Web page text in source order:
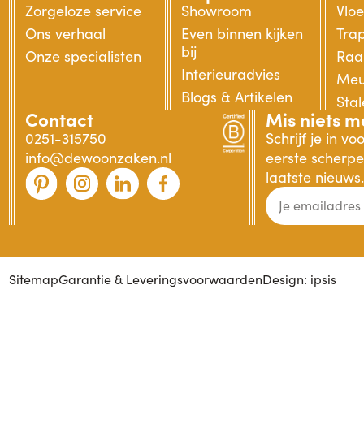
Zorgeloze service
Ons verhaal
Onze specialisten
Showroom
Even binnen kijken
bij
Interieuradvies
Blogs & Artikelen
Contact
0251-315750
info@dewoonzaken.nl
Mis niets
Schrijf je in
eerste
laatste nieuws.
SitemapGarantie & LeveringsvoorwaardenDesign: ipsis